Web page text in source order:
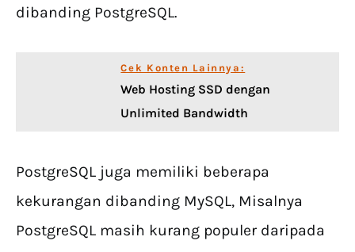
dibanding PostgreSQL.
Cek Konten Lainnya:
Web Hosting SSD dengan
Unlimited Bandwidth
PostgreSQL juga memiliki beberapa
kekurangan dibanding MySQL, Misalnya
PostgreSQL masih kurang populer daripada